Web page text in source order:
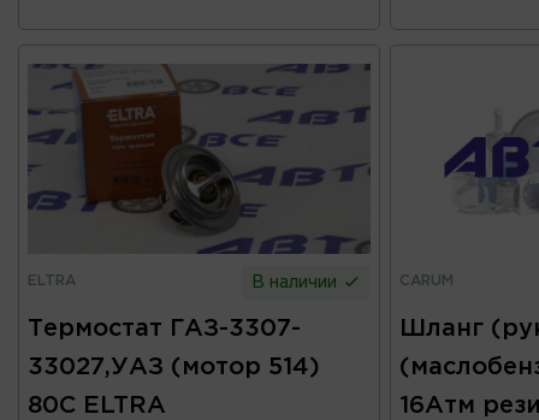
ELTRA В наличии
Термостат ГАЗ-3307-
33027,УАЗ (мотор 514)
80С ELTRA
CARUM
Шланг
16Атм